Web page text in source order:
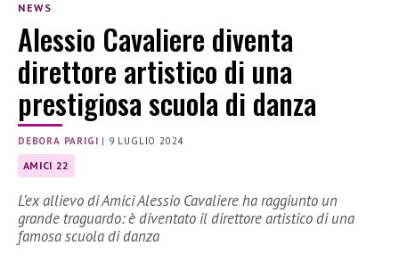
NEWS
Alessio Cavaliere diventa
direttore artistico di una
prestigiosa scuola di danza
DEBORA PARIGI | 9 LUGLIO 2024
AMICI 22
L’ex allievo di Amici Alessio Cavaliere ha raggiunto un
grande traguardo: è diventato il direttore artistico di una
famosa scuola di danza